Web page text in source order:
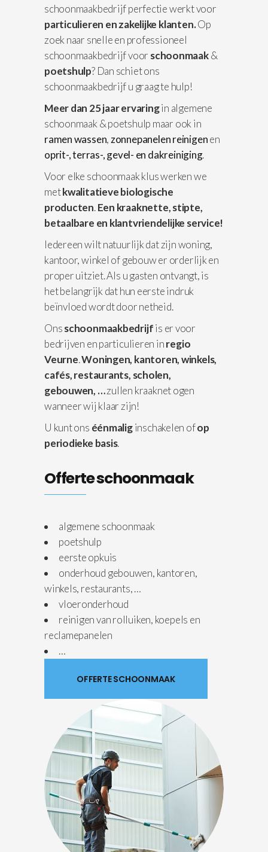
schoonmaakbedrijf perfectie werkt voor
particulieren en zakelijke klanten.Op
zoek naar snelle en professioneel
schoonmaakbedrijf voor schoonmaak&
poetshulp? Dan schiet ons
schoonmaakbedrijf u graag te hulp!
Meer dan 25 jaar ervaringin algemene
schoonmaak & poetshulp maar ook in
ramen wassen, zonnepanelen reinigenen
oprit-, terras-, gevel- en dakreiniging.
Voor elke schoonmaak klus werken we
metkwalitatieve biologische
producten.Een kraaknette, stipte,
betaalbare en klantvriendelijke service!
Iedereen wilt natuurlijk dat zijn woning,
kantoor, winkel of gebouw er orderlijk en
proper uitziet. Als u gasten ontvangt, is
het belangrijk dat hun eerste indruk
beïnvloed wordt door netheid.
Onsschoonmaakbedrijfis er voor
bedrijven en particulieren inregio
Veurne.Woningen, kantoren, winkels,
cafés, restaurants, scholen,
gebouwen, …zullen kraaknet ogen
wanneer wij klaar zijn!
U kunt ons éénmaliginschakelen ofop
periodieke basis.
Offerte schoonmaak
algemene schoonmaak
poetshulp
eerste opkuis
onderhoud gebouwen, kantoren,
winkels, restaurants, …
vloeronderhoud
reinigen van rolluiken, koepels en
reclamepanelen
…
OFFERTE SCHOONMAAK